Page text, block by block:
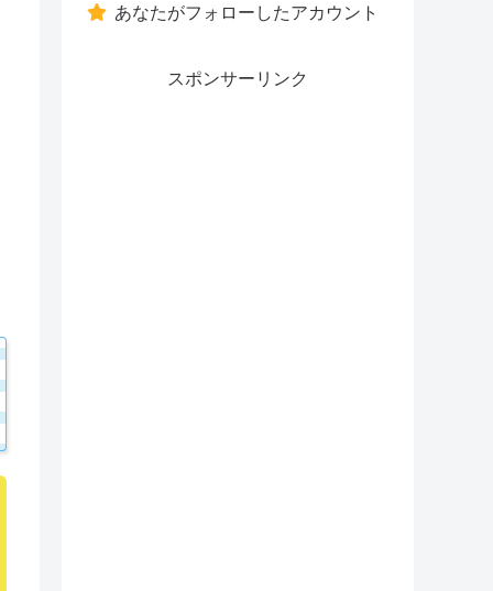
あなたがフォローしたアカウント
スポンサーリンク